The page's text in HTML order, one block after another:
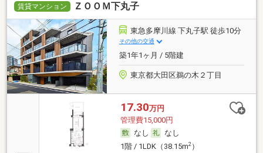
賃貸マンション ＺＯＯＭ下丸子
東急多摩川線 下丸子駅 徒歩10分
その他の交通
築1年1ヶ月 / 5階建
東京都大田区鵜の木２丁目
17.30万円
管理費15,000円
なし
なし
1階 / 1LDK（38.15m2）